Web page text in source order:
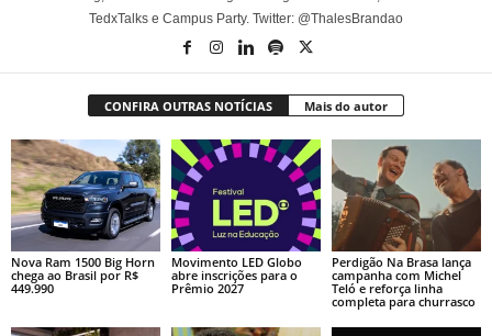
TedxTalks e Campus Party. Twitter: @ThalesBrandao
CONFIRA OUTRAS NOTÍCIAS Mais do autor
Nova Ram 1500 Big Horn
chega ao Brasil por R$
449.990
Movimento LED Globo
abre inscrições para o
Prêmio 2027
Perdigão Na Brasa lança
campanha com Michel
Teló e reforça linha
completa para churrasco